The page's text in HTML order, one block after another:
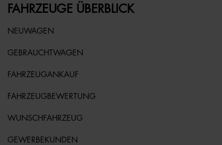
FAHRZEUGE ÜBERBLICK
NEUWAGEN
GEBRAUCHTWAGEN
FAHRZEUGANKAUF
FAHRZEUGBEWERTUNG
WUNSCHFAHRZEUG
GEWERBEKUNDEN